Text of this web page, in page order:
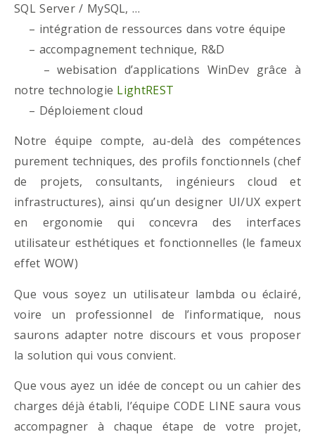
SQL Server / MySQL, …
– intégration de ressources dans votre équipe
– accompagnement technique, R&D
– webisation d’applications WinDev grâce à
notre technologie LightREST
– Déploiement cloud
Notre équipe compte, au-delà des compétences
purement techniques, des profils fonctionnels (chef
de projets, consultants, ingénieurs cloud et
infrastructures), ainsi qu’un designer UI/UX expert
en ergonomie qui concevra des interfaces
utilisateur esthétiques et fonctionnelles (le fameux
effet WOW)
Que vous soyez un utilisateur lambda ou éclairé,
voire un professionnel de l’informatique, nous
saurons adapter notre discours et vous proposer
la solution qui vous convient.
Que vous ayez un idée de concept ou un cahier des
charges déjà établi, l’équipe CODE LINE saura vous
accompagner à chaque étape de votre projet,